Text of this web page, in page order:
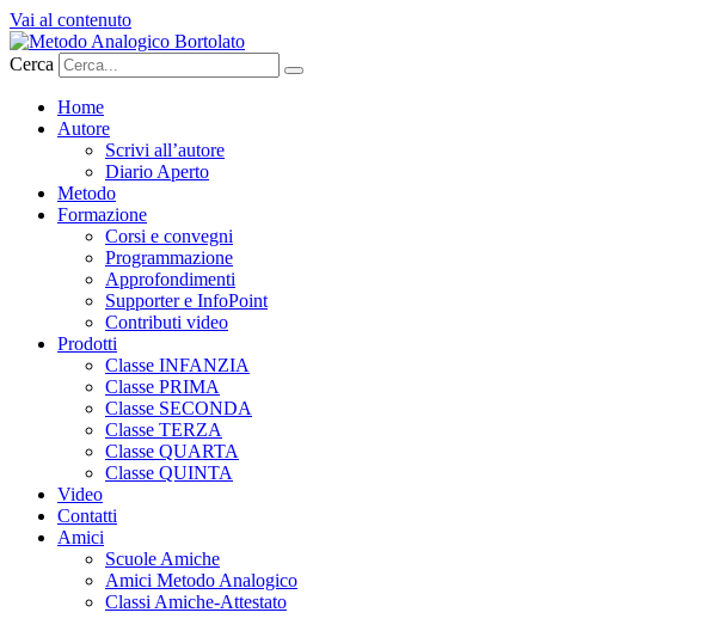
Vai al contenuto
Cerca
Home
Autore
Scrivi all’autore
Diario Aperto
Metodo
Formazione
Corsi e convegni
Programmazione
Approfondimenti
Supporter e InfoPoint
Contributi video
Prodotti
Classe INFANZIA
Classe PRIMA
Classe SECONDA
Classe TERZA
Classe QUARTA
Classe QUINTA
Video
Contatti
Amici
Scuole Amiche
Amici Metodo Analogico
Classi Amiche-Attestato